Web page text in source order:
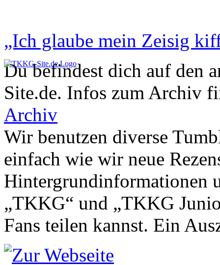
„Ich glaube mein Zeisig
Du befindest dich auf den
Site.de. Infos zum Archiv
Archiv
Wir benutzen diverse
einfach wie wir neue
Hintergrundinformationen
„TKKG“ und „TKKG
Fans teilen kannst. Ein